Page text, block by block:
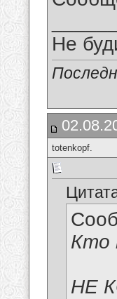
Не
totenkopf.
Кто
НЕ